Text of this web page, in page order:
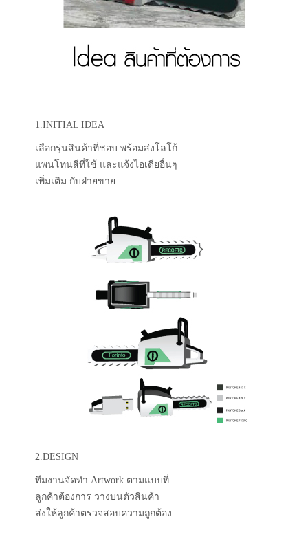
1.INITIAL IDEA
เลือกรุ่นสินค้าที่ชอบ พร้อมส่งโลโก้
แพนโทนสีที่ใช้ และแจ้งไอเดียอื่นๆ
เพิ่มเติม กับฝ่ายขาย
2.DESIGN
ทีมงานจัดทำ Artwork ตามแบบที่
ลูกค้าต้องการ วางบนตัวสินค้า
ส่งให้ลูกค้าตรวจสอบความถูกต้อง